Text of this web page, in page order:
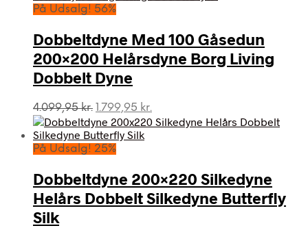
var:
På Udsalg! 56%
Dobbeltdyne Med 100 Gåsedun
200×200 Helårsdyne Borg Living
Dobbelt Dyne
4.099,95kr. Den
oprindelige
pris
var:
1.799,95 kr.
aktuelle
På Udsalg! 25%
Dobbeltdyne 200×220 Silkedyne
Helårs Dobbelt Silkedyne Butterfly
Silk